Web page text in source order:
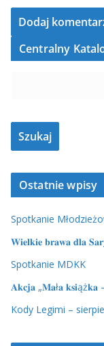
Centralny
Ostatnie wpisy
Spotkanie
𝐖𝐢𝐞𝐥𝐤𝐢𝐞 𝐛𝐫𝐚𝐰𝐚 𝐝𝐥𝐚
Spotkanie MDKK
𝐀𝐤𝐜𝐣𝐚 „𝐌𝐚ł𝐚 𝐤𝐬𝐢ąż𝐤𝐚
Kody Legimi –